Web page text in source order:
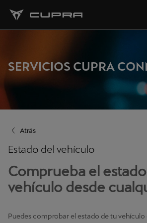
SERVICIOS CUPRA
Atrás
Estado del vehículo
Comprueba el
vehículo desde
Puedes comprobar el estado de tu